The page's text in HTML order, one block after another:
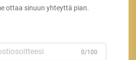
ottaa sinuun yhteyttä pian.
0/100